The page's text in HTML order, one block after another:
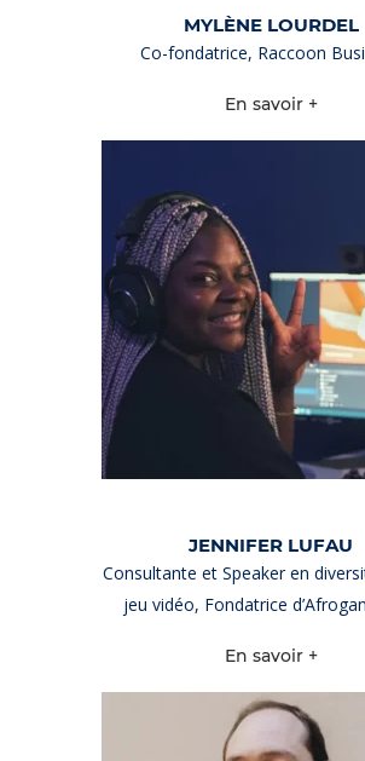
MYLÈNE LOURDEL
Co-fondatrice, Raccoon
En savoir +
JENNIFER LUFAU
Consultante et Speaker en
jeu vidéo, Fondatrice
En savoir +